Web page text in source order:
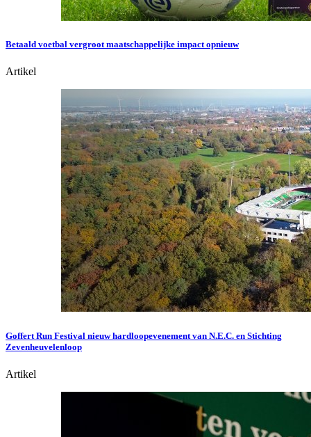
Betaald voetbal vergroot maatschappelijke impact opnieuw
Artikel
Goffert Run Festival nieuw hardloopevenement van N.E.C. en Stichting
Zevenheuvelenloop
Artikel